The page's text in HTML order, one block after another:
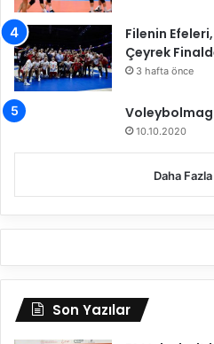
Filenin
Çeyrek
3 hafta önce
10.10.2020
Daha
Son Yazılar